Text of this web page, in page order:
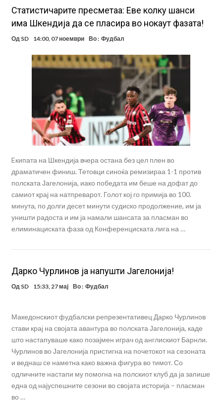
укине
Француски судија обвинет за семејно насилство – му се заканува
18 месеци затвор
Ова никогаш не му се случило на Новак: Синер и Алкараз се
повлекуваат, а Зверев веднаш се „распадна“
Реал Мадрид донесе одлука: Eндрик заминува во Премиер
лигата!
(ФОТО) Тажна вест од Аргентина: Голема загуба во семејството
Мурињо воведува строга дисциплина во Реал Мадрид: Ова се
трите нови правила за успех
Целосна војна: Барса го растура најважниот летен трансфер на
Атлетико?!
Инфантино имал љубовница: Испливаа скандалозни
информации, добивала пари од УЕФА
Статистичарите пресметаа: Еве колку шанси
има Шкендија да се пласира во нокаут фазата!
Од SD 14:00, 07 ноември Во : Фудбал
Eкипата на Шкендија вчера остана без цел плен во
драматичен финиш. Тетовци синоќа ремизираа 1-1 против
полската Јагелонија, иако победата им беше на дофат до
самиот крај на натпреварот. Голот кој го примија во 100.
минута, по долги десет минути судиско продолжение, им ја
уништи радоста и им ја намали шансата за пласман во
елиминациската фаза од Конференциската лига на …
Дарко Чурлинов ја напушти Јагелонија!
Од SD 15:33, 27 мај Во : Фудбал
Македонскиот фудбалски репрезентативец Дарко Чурлинов
стави крај на својата авантура во полската Јагелонија, каде
што настапуваше како позајмен играч од англискиот Барнли.
Чурлинов во Јагелонија пристигна на почетокот на сезоната
и веднаш се наметна како важна фигура во тимот. Со
одличните настапи му помогна на полскиот клуб да ја запише
една од најуспешните сезони во својата историја – пласман
во …